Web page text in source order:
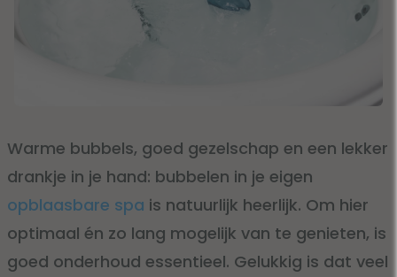
Warme bubbels, goed gezelschap en een lekker
drankje in je hand: bubbelen in je eigen
opblaasbare spa is natuurlijk heerlijk. Om hier
optimaal én zo lang mogelijk van te genieten, is
goed onderhoud essentieel. Gelukkig is dat veel